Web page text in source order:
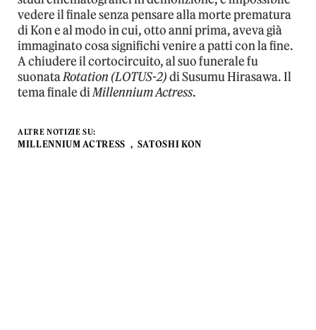
vedere il finale senza pensare alla morte prematura
di Kon e al modo in cui, otto anni prima, aveva già
immaginato cosa significhi venire a patti con la fine.
A chiudere il cortocircuito, al suo funerale fu
suonataRotation (LOTUS-2)di Susumu Hirasawa. Il
tema finale diMillennium Actress.
ALTRE NOTIZIE SU:
MILLENNIUM ACTRESS SATOSHI KON